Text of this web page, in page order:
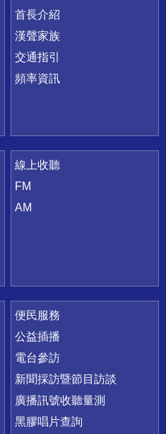
首長介紹
漢聲家族
交通指引
頻率資訊
線上收聽
FM
AM
便民服務
公益插播
電台參訪
新聞採訪暨節目訪談
廣播訊號收聽量測
黑膠唱片查詢